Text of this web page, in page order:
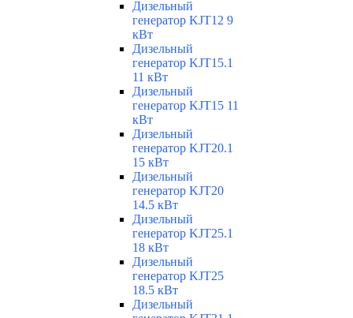
Дизельный
генератор KJT12 9
кВт
Дизельный
генератор KJT15.1
11 кВт
Дизельный
генератор KJT15 11
кВт
Дизельный
генератор KJT20.1
15 кВт
Дизельный
генератор KJT20
14.5 кВт
Дизельный
генератор KJT25.1
18 кВт
Дизельный
генератор KJT25
18.5 кВт
Дизельный